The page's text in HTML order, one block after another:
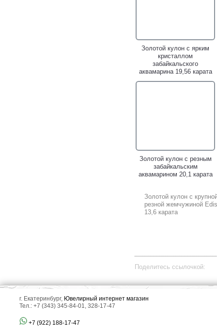
Золотой кулон с ярким
кристаллом
забайкальского
аквамарина 19,56 карата
Золотой кулон с резным
забайкальским
аквамарином 20,1 карата
Золотой кулон с
резной жемчужиной
13,6 карата
Поделитесь ссылочкой:
г. Екатеринбург, Ювелирный интернет магазин
Тел.: +7 (343) 345-84-01, 328-17-47
+7 (922) 188-17-47